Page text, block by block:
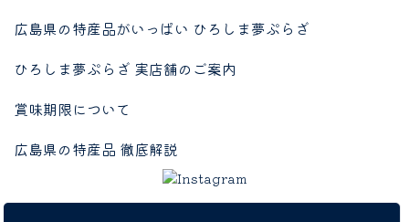
広島県の特産品がいっぱい ひろしま夢ぷらざ
ひろしま夢ぷらざ 実店舗のご案内
賞味期限について
広島県の特産品 徹底解説